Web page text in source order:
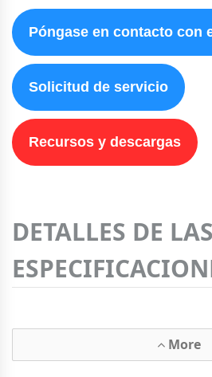
Póngase en contacto con
Solicitud de servicio
Recursos y descargas
DETALLES DE LAS
More